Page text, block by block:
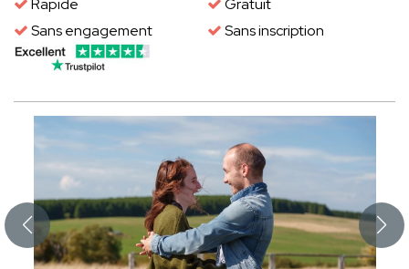
Rapide
Gratuit
Sans engagement
Sans inscription